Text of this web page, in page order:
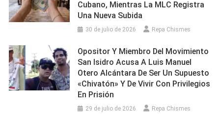
Cubano, Mientras La MLC Registra
Una Nueva Subida
30 de julio de 2026 Repa Chismes
Opositor Y Miembro Del Movimiento
San Isidro Acusa A Luis Manuel
Otero Alcántara De Ser Un Supuesto
«chivatón» Y De Vivir Con Privilegios
En Prisión
29 de julio de 2026 Repa Chismes